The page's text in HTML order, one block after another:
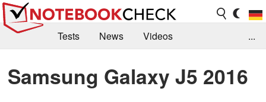
Tests News
Videos
Kaufberatung
Deals Suche
Jobs
...
Samsung Galaxy J5 2016